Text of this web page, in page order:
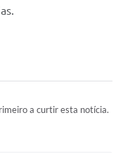
a curtir esta notícia.